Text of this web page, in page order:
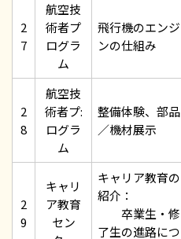
2
7
航空技
術者プ
ログラ
ム
飛行機のエンジ
ンの仕組み
2
8
航空技
術者プ:
ログラ
ム
整備体験、部品
／機材展示
2
9
キャリ
ア教育
セン
キャリア教育の
紹介：
卒業生・修
了生の進路につ